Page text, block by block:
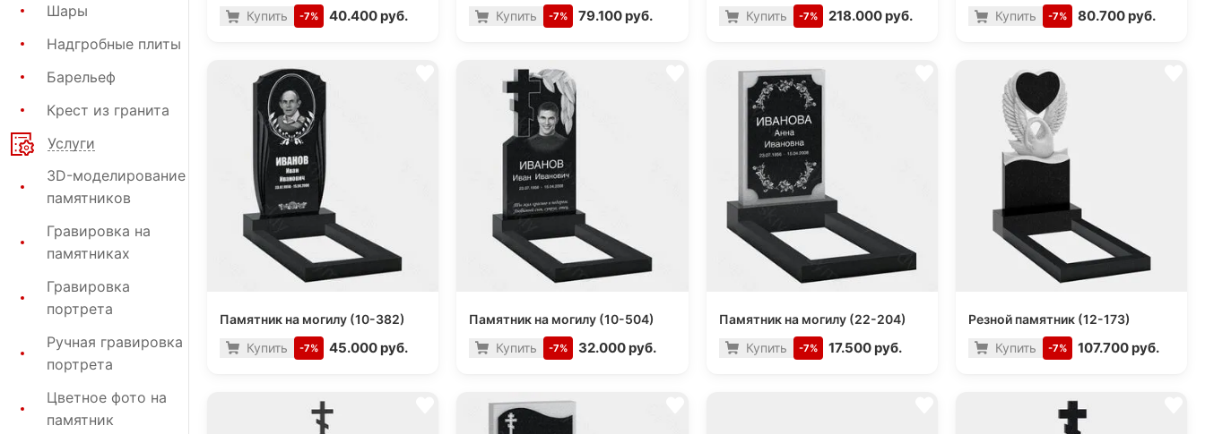
Шары
Надгробные плиты
Барельеф
Крест из гранита
Услуги
3D-моделирование
памятников
Гравировка на
памятниках
Гравировка
портрета
Ручная гравировка
портрета
Цветное фото на
памятник
-7% 40.400 руб.
Купить -7% 79.100 руб.
Купить -7% 218.000 руб.
Купить -7% 80.700 руб.
Купить
Памятник на могилу (10-382)
-7% 45.000 руб.
Купить
Памятник на могилу (10-504)
-7% 32.000 руб.
Купить
Памятник на могилу (22-204)
-7% 17.500 руб.
Купить
Резной памятник (12-173)
-7% 107.700 руб.
Купить